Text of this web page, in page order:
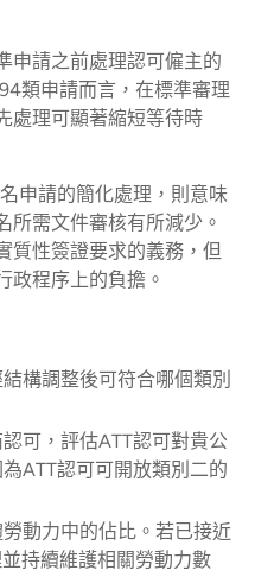
申請之前處理認可僱主的
類申請而言，在標準審理
處理可顯著縮短等待時
申請的簡化處理，則意味
所需文件審核有所減少。
質性簽證要求的義務，但
政程序上的負擔。
構調整後可符合哪個類別
可，評估ATT認可對貴公
ATT認可可開放類別二的
動力中的佔比。若已接近
持續維護相關勞動力數